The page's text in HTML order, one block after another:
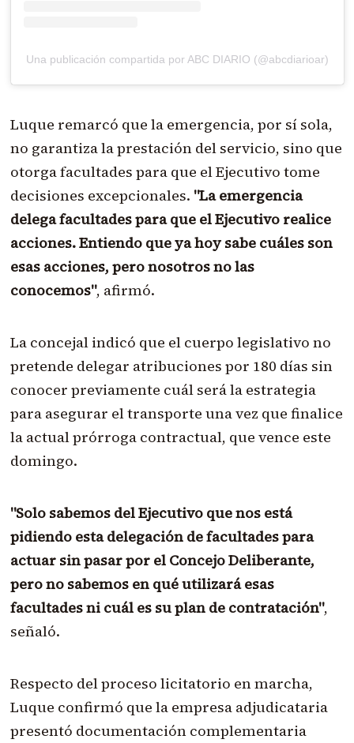
Una publicación compartida por ABC DIARIO (@abcdiarioar)
Luque remarcó que la emergencia, por sí sola,
no garantiza la prestación del servicio, sino que
otorga facultades para que el Ejecutivo tome
decisiones excepcionales. "La emergencia
delega facultades para que el Ejecutivo realice
acciones. Entiendo que ya hoy sabe cuáles son
esas acciones, pero nosotros no las
conocemos", afirmó.
La concejal indicó que el cuerpo legislativo no
pretende delegar atribuciones por 180 días sin
conocer previamente cuál será la estrategia
para asegurar el transporte una vez que finalice
la actual prórroga contractual, que vence este
domingo.
"Solo sabemos del Ejecutivo que nos está
pidiendo esta delegación de facultades para
actuar sin pasar por el Concejo Deliberante,
pero no sabemos en qué utilizará esas
facultades ni cuál es su plan de contratación",
señaló.
Respecto del proceso licitatorio en marcha,
Luque confirmó que la empresa adjudicataria
presentó documentación complementaria